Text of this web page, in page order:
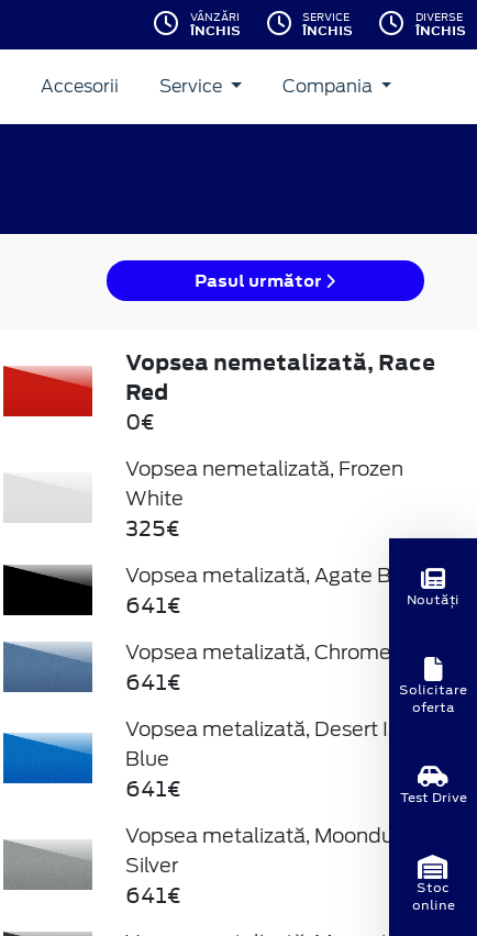
VÂNZĂRI
ÎNCHIS
SERVICE
ÎNCHIS
DIVERSE
ÎNCHIS
Accesorii Service Compania
Pasul următor
Vopsea nemetalizată, Race
Red
0€
Vopsea nemetalizată, Frozen
White
325€
Vopsea metalizată, Agate Black
641€
Vopsea metalizată, Chrome Blue
641€
Vopsea metalizată, Desert Island
Blue
641€
Vopsea metalizată, Moondust
Silver
641€
Noutăți
Solicitare
oferta
Test Drive
Stoc
online